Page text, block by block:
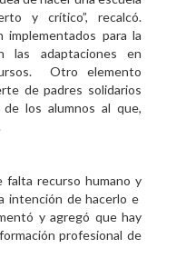
y crítico”, recalcó.
para la
las adaptaciones en
Otro elemento
de padres solidarios
los alumnos al que,
falta recurso humano y
intención de hacerlo e
y agregó que hay
profesional de